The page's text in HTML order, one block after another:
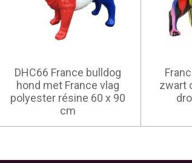
DHC66 France bulldog
hond met France vlag
polyester résine 60 x 90
cm
zwart